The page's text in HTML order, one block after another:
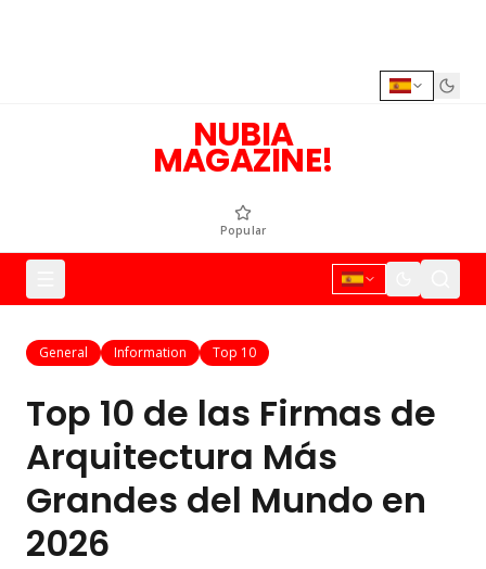
NUBIA
MAGAZINE!
Popular
General Information Top 10
Top 10 de las Firmas de
Arquitectura Más
Grandes del Mundo en
2026